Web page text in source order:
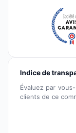
Indice de
Évaluez par
clients de ce